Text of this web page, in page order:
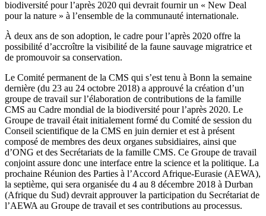
biodiversité pour l’après 2020 qui devrait fournir un « New Deal
pour la nature » à l’ensemble de la communauté internationale.
À deux ans de son adoption, le cadre pour l’après 2020 offre la
possibilité d’accroître la visibilité de la faune sauvage migratrice et
de promouvoir sa conservation.
Le Comité permanent de la CMS qui s’est tenu à Bonn la semaine
dernière (du 23 au 24 octobre 2018) a approuvé la création d’un
groupe de travail sur l’élaboration de contributions de la famille
CMS au Cadre mondial de la biodiversité pour l’après 2020. Le
Groupe de travail était initialement formé du Comité de session du
Conseil scientifique de la CMS en juin dernier et est à présent
composé de membres des deux organes subsidiaires, ainsi que
d’ONG et des Secrétariats de la famille CMS. Ce Groupe de travail
conjoint assure donc une interface entre la science et la politique. La
prochaine Réunion des Parties à l’Accord Afrique-Eurasie (AEWA),
la septième, qui sera organisée du 4 au 8 décembre 2018 à Durban
(Afrique du Sud) devrait approuver la participation du Secrétariat de
l’AEWA au Groupe de travail et ses contributions au processus.